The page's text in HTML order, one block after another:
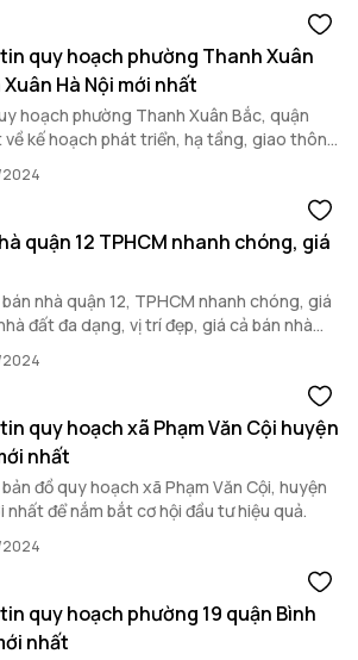
quy hoạch phường Thanh Xuân
Hà Nội mới nhất
hoạch phường Thanh Xuân Bắc, quận
về kế hoạch phát triển, hạ tầng, giao thông
2024
quận 12 TPHCM nhanh chóng, giá
nhà quận 12, TPHCM nhanh chóng, giá
đất đa dạng, vị trí đẹp, giá cả bán nhà
viết dưới đây!
2024
quy hoạch xã Phạm Văn Cội huyện
nhất
đồ quy hoạch xã Phạm Văn Cội, huyện
nhất để nắm bắt cơ hội đầu tư hiệu quả.
2024
quy hoạch phường 19 quận Bình
nhất